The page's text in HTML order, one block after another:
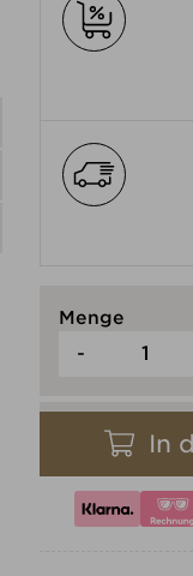
Menge
-
In